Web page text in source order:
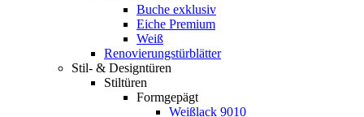
Buche exklusiv
Eiche Premium
Weiß
Renovierungstürblätter
Stil- & Designtüren
Stiltüren
Formgepägt
Weißlack 9010